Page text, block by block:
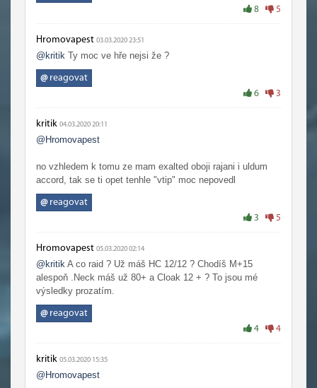
8 5
Hromovapest 03.03.2020 23:51
@kritik Ty moc ve hře nejsi že ?
@reagovat
6 3
kritik 04.03.2020 20:11
@Hromovapest
no vzhledem k tomu ze mam exalted oboji rajani i uldum
accord, tak se ti opet tenhle "vtip" moc nepovedl
@reagovat
3 5
Hromovapest 05.03.2020 02:14
@kritik A co raid ? Už máš HC 12/12 ? Chodíš M+15
alespoň .Neck máš už 80+ a Cloak 12 + ? To jsou mé
výsledky prozatím.
@reagovat
4 4
kritik 05.03.2020 15:35
@Hromovapest